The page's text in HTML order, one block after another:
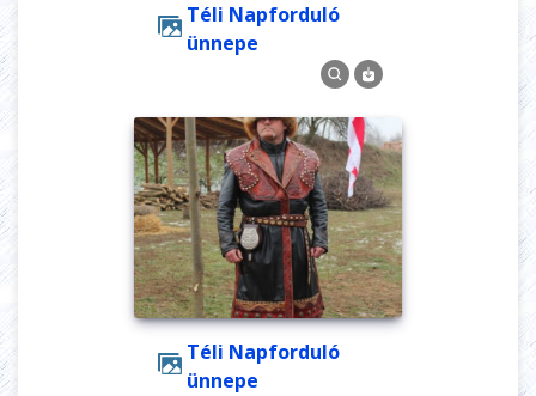
Téli Napforduló
ünnepe
Téli Napforduló
ünnepe